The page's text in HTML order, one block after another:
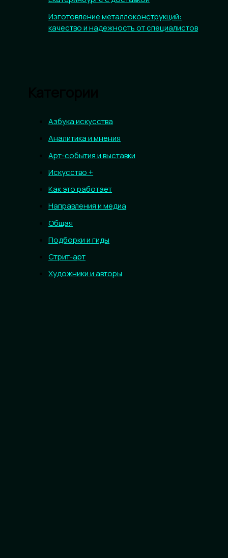
Изготовление металлоконструкций:
качество и надежность от специалистов
Азбука искусства
Аналитика и мнения
Арт-события и выставки
Искусство +
Как это работает
Направления и медиа
Общая
Подборки и гиды
Стрит-арт
Художники и авторы